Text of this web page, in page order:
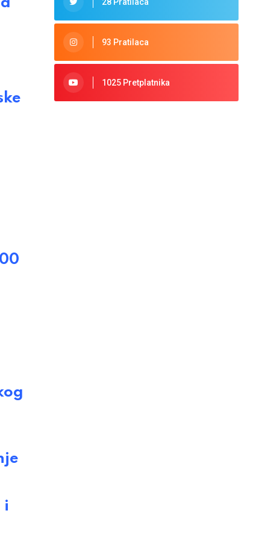
i
93 Pratilaca
1025 Pretplatnika